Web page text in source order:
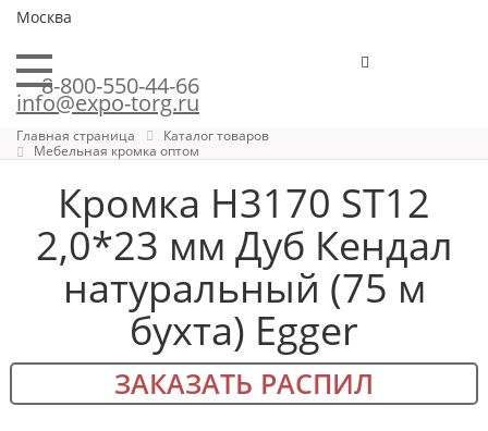
Москва
8-800-550-44-66
info@expo-torg.ru
Главная страница
Каталог товаров
Мебельная кромка оптом
Кромка H3170 ST12
2,0*23 мм Дуб Кендал
натуральный (75 м
бухта) Egger
ЗАКАЗАТЬ РАСПИЛ